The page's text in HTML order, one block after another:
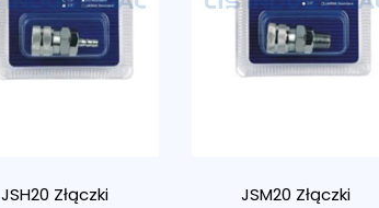
JSH20 Złączki
JSM20 Złączki